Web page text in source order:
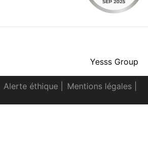
Yesss Group
Alerte éthique Mentions légales